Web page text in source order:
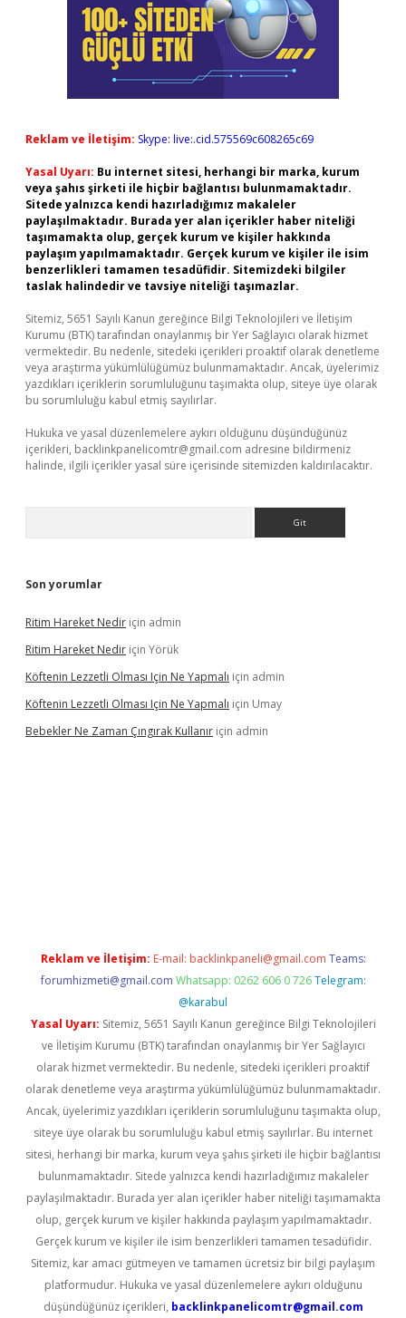
Reklam ve İletişim: Skype: live:.cid.575569c608265c69
Yasal Uyarı: Bu internet sitesi, herhangi bir marka, kurum
veya şahıs şirketi ile hiçbir bağlantısı bulunmamaktadır.
Sitede yalnızca kendi hazırladığımız makaleler
paylaşılmaktadır. Burada yer alan içerikler haber niteliği
taşımamakta olup, gerçek kurum ve kişiler hakkında
paylaşım yapılmamaktadır. Gerçek kurum ve kişiler ile isim
benzerlikleri tamamen tesadüfidir. Sitemizdeki bilgiler
taslak halindedir ve tavsiye niteliği taşımazlar.
Sitemiz, 5651 Sayılı Kanun gereğince Bilgi Teknolojileri ve İletişim
Kurumu (BTK) tarafından onaylanmış bir Yer Sağlayıcı olarak hizmet
vermektedir. Bu nedenle, sitedeki içerikleri proaktif olarak denetleme
veya araştırma yükümlülüğümüz bulunmamaktadır. Ancak, üyelerimiz
yazdıkları içeriklerin sorumluluğunu taşımakta olup, siteye üye olarak
bu sorumluluğu kabul etmiş sayılırlar.
Hukuka ve yasal düzenlemelere aykırı olduğunu düşündüğünüz
içerikleri, backlinkpanelicomtr@gmail.com adresine bildirmeniz
halinde, ilgili içerikler yasal süre içerisinde sitemizden kaldırılacaktır.
Son yorumlar
Ritim Hareket Nedir için admin
Ritim Hareket Nedir için Yörük
Köftenin Lezzetli Olması Için Ne Yapmalı için admin
Köftenin Lezzetli Olması Için Ne Yapmalı için Umay
Bebekler Ne Zaman Çıngırak Kullanır için admin
Reklam ve İletişim: E-mail: backlinkpaneli@gmail.com Teams:
forumhizmeti@gmail.com Whatsapp: 0262 606 0 726 Telegram:
@karabul
Yasal Uyarı: Sitemiz, 5651 Sayılı Kanun gereğince Bilgi Teknolojileri
ve İletişim Kurumu (BTK) tarafından onaylanmış bir Yer Sağlayıcı
olarak hizmet vermektedir. Bu nedenle, sitedeki içerikleri proaktif
olarak denetleme veya araştırma yükümlülüğümüz bulunmamaktadır.
Ancak, üyelerimiz yazdıkları içeriklerin sorumluluğunu taşımakta olup,
siteye üye olarak bu sorumluluğu kabul etmiş sayılırlar. Bu internet
sitesi, herhangi bir marka, kurum veya şahıs şirketi ile hiçbir bağlantısı
bulunmamaktadır. Sitede yalnızca kendi hazırladığımız makaleler
paylaşılmaktadır. Burada yer alan içerikler haber niteliği taşımamakta
olup, gerçek kurum ve kişiler hakkında paylaşım yapılmamaktadır.
Gerçek kurum ve kişiler ile isim benzerlikleri tamamen tesadüfidir.
Sitemiz, kar amacı gütmeyen ve tamamen ücretsiz bir bilgi paylaşım
platformudur. Hukuka ve yasal düzenlemelere aykırı olduğunu
düşündüğünüz içerikleri, backlinkpanelicomtr@gmail.com